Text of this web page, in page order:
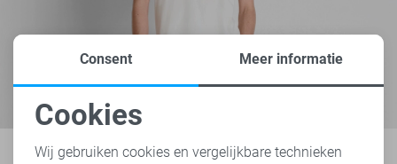
Noodzakelijke cookies
Consent Meer informatie
Cookies
Wij gebruiken cookies en vergelijkbare technieken